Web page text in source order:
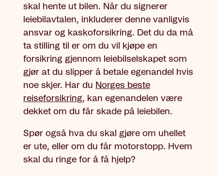
skal hente ut bilen. Når du signerer
leiebilavtalen, inkluderer denne vanligvis
ansvar og kaskoforsikring. Det du da må
ta stilling til er om du vil kjøpe en
forsikring gjennom leiebilselskapet som
gjør at du slipper å betale egenandel hvis
noe skjer. Har du Norges beste
reiseforsikring, kan egenandelen være
dekket om du får skade på leiebilen.
Spør også hva du skal gjøre om uhellet
er ute, eller om du får motorstopp. Hvem
skal du ringe for å få hjelp?